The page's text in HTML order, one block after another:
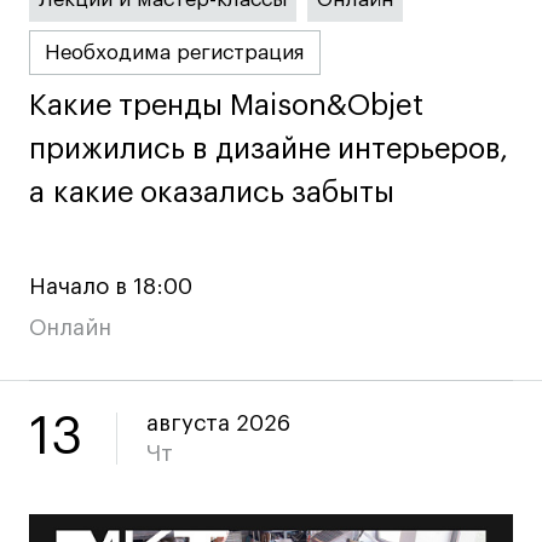
Карьера
Ассоциация выпускников
Центр карьеры
Живые проекты
Проекты студентов
Работы студентов
Участие в выставках
Необходима регистрация
Какие тренды Maison&Objet
прижились в дизайне интерьеров,
а какие оказались забыты
Какие тренды Maison&Objet
прижились в дизайне интерьеров,
а какие оказались забыты
Начало в 18:00
Онлайн
13
августа 2026
Чт